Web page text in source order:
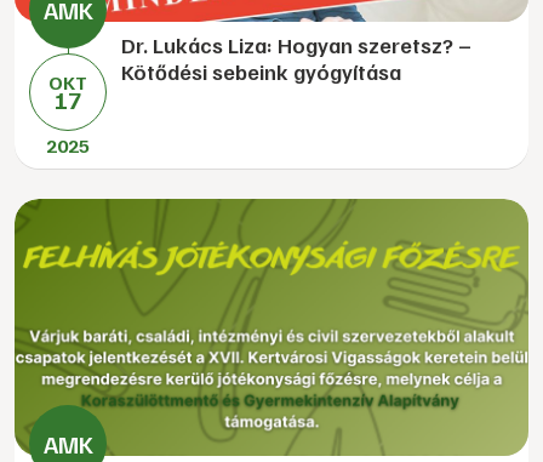
OKT
17
2025
Dr. Lukács Liza: Hogyan szeretsz? –
Kötődési sebeink gyógyítása